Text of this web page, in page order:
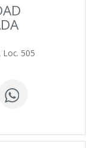
Loc. 505